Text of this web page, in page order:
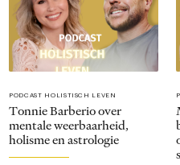
PODCAST HOLISTISCH LEVEN
Tonnie Barberio over
mentale weerbaarheid,
holisme en astrologie